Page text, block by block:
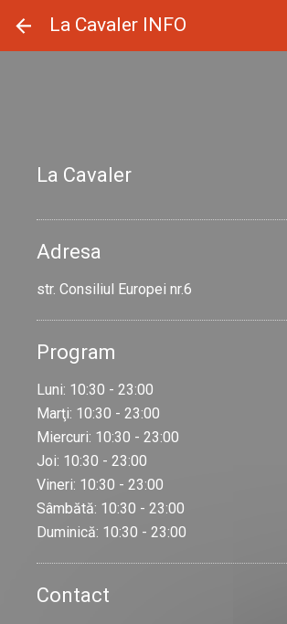
La Cavaler INFO
La Cavaler
Adresa
str. Consiliul Europei nr.6
Program
Luni: 10:30 - 23:00
Marţi: 10:30 - 23:00
Miercuri: 10:30 - 23:00
Joi: 10:30 - 23:00
Vineri: 10:30 - 23:00
Sâmbătă: 10:30 - 23:00
Duminică: 10:30 - 23:00
Contact